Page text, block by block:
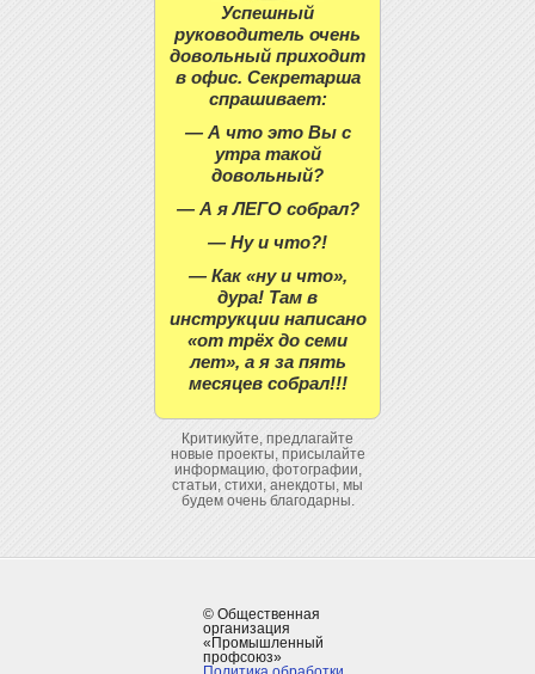
Успешный
руководитель очень
довольный приходит
в офис. Секретарша
спрашивает:
— А что это Вы с
утра такой
довольный?
— А я ЛЕГО собрал?
— Ну и что?!
— Как «ну и что»,
дура! Там в
инструкции написано
«от трёх до семи
лет», а я за пять
месяцев собрал!!!
Критикуйте, предлагайте
новые проекты, присылайте
информацию, фотографии,
статьи, стихи, анекдоты, мы
будем очень благодарны.
© Общественная
организация
«Промышленный
профсоюз»